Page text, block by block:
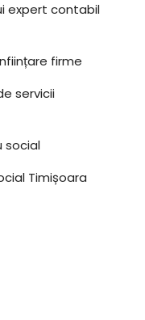
expert contabil
firme
servicii
social
Timișoara